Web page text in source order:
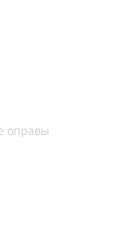
оправы